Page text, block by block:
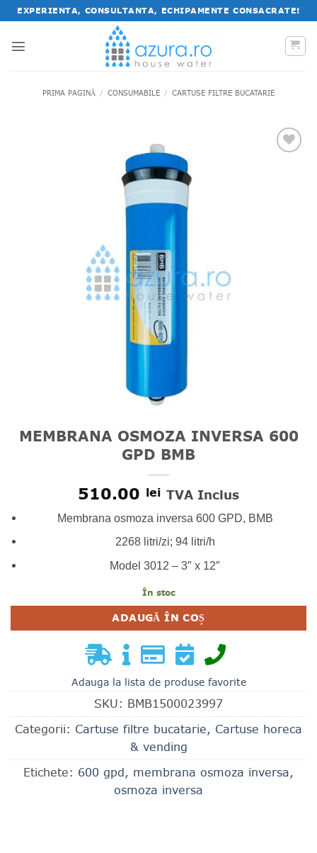
Salt
la
conținut
EXPERIENTA, CONSULTANTA, ECHIPAMENTE CONSACRATE!
PRIMA PAGINĂ / CONSUMABILE / CARTUSE FILTRE BUCATARIE
MEMBRANA OSMOZA INVERSA 600
GPD BMB
510.00 lei TVA Inclus
Membrana osmoza inversa 600 GPD, BMB
2268 litri/zi; 94 litri/h
Model 3012 – 3″ x 12″
În stoc
ADAUGĂ ÎN COȘ
Adauga la lista de produse favorite
SKU: BMB1500023997
Categorii: Cartuse filtre bucatarie, Cartuse horeca
& vending
Etichete: 600 gpd, membrana osmoza inversa,
osmoza inversa